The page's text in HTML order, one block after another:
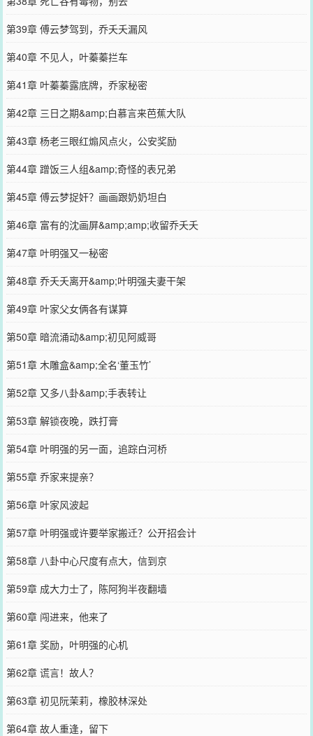
第39章 傅云梦驾到，乔夭夭漏风
第40章 不见人，叶蓁蓁拦车
第41章 叶蓁蓁露底牌，乔家秘密
第42章 三日之期&amp;白慕言来芭蕉大队
第43章 杨老三眼红煽风点火，公安奖励
第44章 蹭饭三人组&amp;奇怪的表兄弟
第45章 傅云梦捉奸？画画跟奶奶坦白
第46章 富有的沈画屏&amp;amp;收留乔夭夭
第47章 叶明强又一秘密
第48章 乔夭夭离开&amp;叶明强夫妻干架
第49章 叶家父女俩各有谋算
第50章 暗流涌动&amp;初见阿威哥
第51章 木雕盒&amp;全名‘董玉竹’
第52章 又多八卦&amp;手表转让
第53章 解锁夜晚，跌打膏
第54章 叶明强的另一面，追踪白河桥
第55章 乔家来提亲？
第56章 叶家风波起
第57章 叶明强或许要举家搬迁？公开招会计
第58章 八卦中心尺度有点大，信到京
第59章 成大力士了，陈阿狗半夜翻墙
第60章 闯进来，他来了
第61章 奖励，叶明强的心机
第62章 谎言！故人？
第63章 初见阮茉莉，橡胶林深处
第64章 故人重逢，留下